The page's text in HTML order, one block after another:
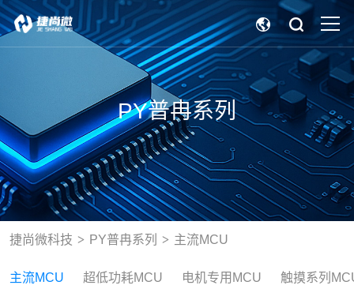
PY普冉系列
捷尚微科技 PY普冉系列 主流MCU
主流MCU 超低功耗MCU 电机专用MCU 触摸系列